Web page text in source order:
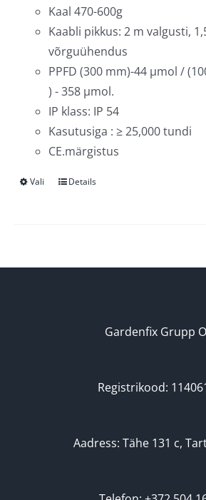
Kaal 470-600g
Kaabli pikkus: 2 m valgusti,
võrguühendus
PPFD (300 mm)-44 µmol /
) - 358 µmol.
IP klass: IP 54
Kasutusiga : ≥ 25,000 tundi
CE.märgistus
Vali
Sellel
varianti.
Details
Gardenfix Grupp
Registrikood:
Aadress: Tähe 131 c,